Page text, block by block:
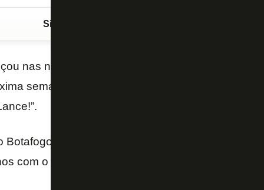
Siga o FogãoNET
nas negociações por
semana para realizar exames médicos e
Botafogo sem custos, e o Glorioso dividirá os
com o